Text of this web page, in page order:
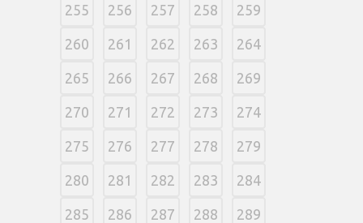
255 256 257 258 259
260 261 262 263 264
265 266 267 268 269
270 271 272 273 274
275 276 277 278 279
280 281 282 283 284
285 286 287 288 289